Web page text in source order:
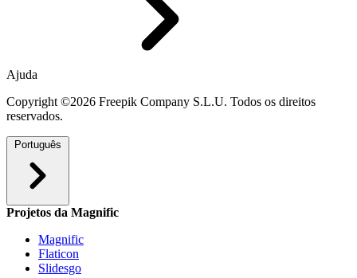
Ajuda
Copyright ©2026 Freepik Company S.L.U. Todos os direitos
reservados.
Português
Projetos da Magnific
Magnific
Flaticon
Slidesgo